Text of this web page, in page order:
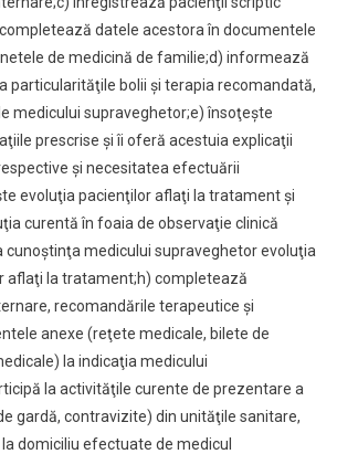
datele acestora în documentele
de medicină de familie;d) informează
particularităţile bolii şi terapia recomandată,
medicului supraveghetor;e) însoţeşte
prescrise şi îi oferă acestuia explicaţii
şi necesitatea efectuării
evoluţia pacienţilor aflaţi la tratament şi
curentă în foaia de observaţie clinică
cunoştinţa medicului supraveghetor evoluţia
aflaţi la tratament;h) completează
recomandările terapeutice şi
anexe (reţete medicale, bilete de
la indicaţia medicului
la activităţile curente de prezentare a
gardă, contravizite) din unităţile sanitare,
domiciliu efectuate de medicul